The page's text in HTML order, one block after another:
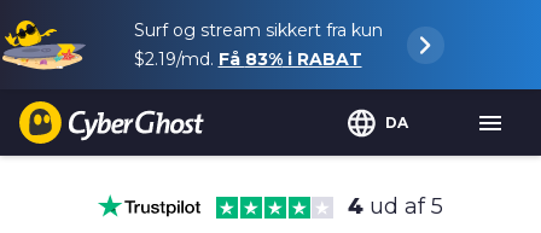
Surf og stream sikkert fra kun
$2.19/md. Få 83%i RABAT
DA
4 ud af 5